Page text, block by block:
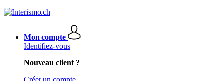
Mon compte
Identifiez-vous
Nouveau client ?
Créer un compte